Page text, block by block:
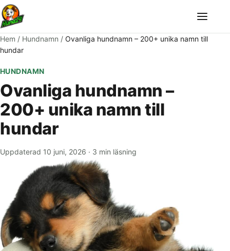
Meny
Hem / Hundnamn / Ovanliga hundnamn – 200+ unika namn till
hundar
HUNDNAMN
Ovanliga hundnamn –
200+ unika namn till
hundar
Uppdaterad 10 juni, 2026 · 3 min läsning